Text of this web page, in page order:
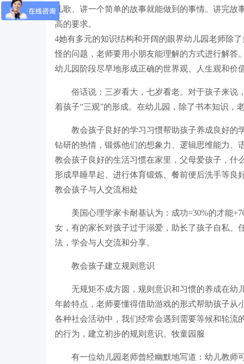
儿歌、讲一个简单的故事就能做到的事情。讲完故
高的要求。
4她有多元的知识结构和开阔的眼界幼儿园老师除
怪的问题，老师要用小朋友能理解的方式进行解答
幼儿园阶段尽早地形成正确的世界观、人生观和价值
俗话说：三岁看大，七岁看老。对于孩子来说
着孩子“三观”的形成。在幼儿园，除了书本知识，
教会孩子良好的学习习惯帮助孩子养成良好的
钻研的热情，锻炼他们的想象力、逻辑思维能力、
教会孩子良好的生活习惯在家里，父母爱孩子，什
形成早睡早起、进行体育锻炼、餐前便后洗手等良
教会孩子与人交流相处
美国心理学家卡耐基认为：成功=30%的才能
女，有的家长对孩子过于溺爱，助长了孩子自私、
法，学会与人交流和分享。
教会孩子建立规则意识
无规矩不成方圆，规则意识和习惯的养成在幼
年龄特点，老师要懂得借助游戏的形式帮助孩子从
各种社会活动中，我们经常会遇到需要等候和轮流
的行为，建立初步的规则意识。牧童园服
有一位幼儿园老师曾经幽默地写道：幼儿教师